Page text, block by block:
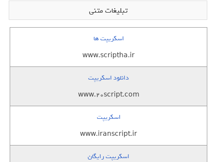
تبلیغات متنی
اسکریپت ها
www.scriptha.ir
دانلود اسکریپت
www.20script.com
اسکریپت
www.iranscript.ir
اسکریپت رایگان